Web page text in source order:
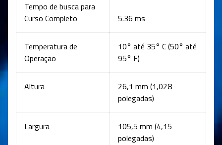
Tempo de busca para
Curso Completo
5.36 ms
Temperatura de
Operação
10° até 35° C (50° até
95° F)
Altura
26,1 mm (1,028
polegadas)
Largura
105,5 mm (4,15
polegadas)